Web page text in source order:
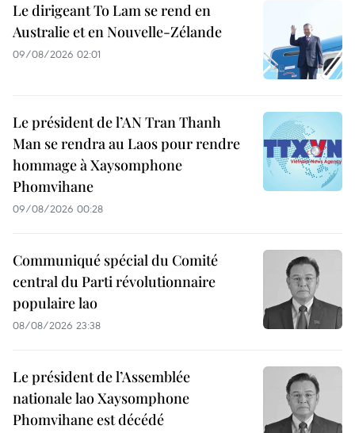
Le dirigeant To Lam se rend en
Australie et en Nouvelle-Zélande
09/08/2026 02:01
Le président de l’AN Tran Thanh
Man se rendra au Laos pour rendre
hommage à Xaysomphone
Phomvihane
09/08/2026 00:28
Communiqué spécial du Comité
central du Parti révolutionnaire
populaire lao
08/08/2026 23:38
Le président de l’Assemblée
nationale lao Xaysomphone
Phomvihane est décédé